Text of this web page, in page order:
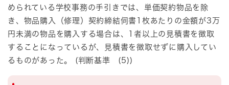
められている学校事務の手引きでは、単価契約物品を除
き、物品購入（修理）契約締結伺書1枚あたりの金額が3万
円未満の物品を購入する場合は、1者以上の見積書を徴取
することになっているが、見積書を徴取せずに購入してい
るものがあった。 (判断基準 (5))